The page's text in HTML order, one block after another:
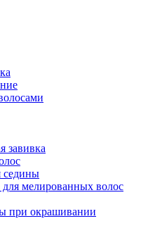
завивка
седины
мелированных волос
при окрашивании